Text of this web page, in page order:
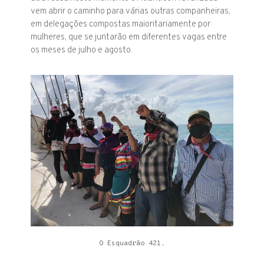
vem abrir o caminho para várias outras companheiras,
em delegações compostas maioritariamente por
mulheres, que se juntarão em diferentes vagas entre
os meses de julho e agosto.
O Esquadrão 421.